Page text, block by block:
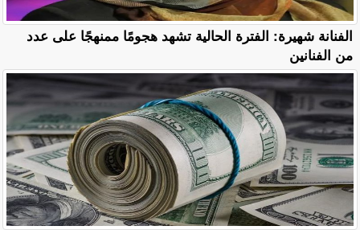
الفنانة شهيرة: الفترة الحالية تشهد هجومًا ممنهجًا على عدد
من الفنانين